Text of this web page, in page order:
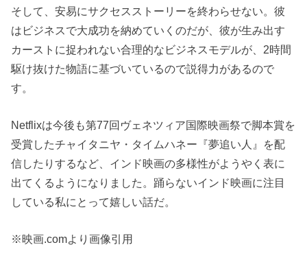
そして、安易にサクセスストーリーを終わらせない。彼
はビジネスで大成功を納めていくのだが、彼が生み出す
カーストに捉われない合理的なビジネスモデルが、2時間
駆け抜けた物語に基づいているので説得力があるので
す。
Netflixは今後も第77回ヴェネツィア国際映画祭で脚本賞を
受賞したチャイタニヤ・タイムハネー『夢追い人』を配
信したりするなど、インド映画の多様性がようやく表に
出てくるようになりました。踊らないインド映画に注目
している私にとって嬉しい話だ。
※映画.comより画像引用